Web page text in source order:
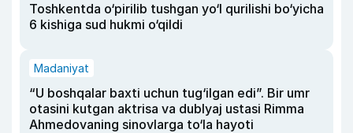
Toshkentda o‘pirilib tushgan yo‘l qurilishi bo‘yicha
6 kishiga sud hukmi o‘qildi
Madaniyat
“U boshqalar baxti uchun tug‘ilgan edi”. Bir umr
otasini kutgan aktrisa va dublyaj ustasi Rimma
Ahmedovaning sinovlarga to‘la hayoti